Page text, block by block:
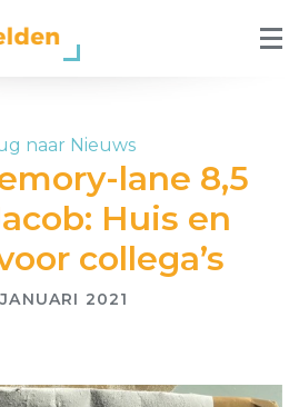
naar Nieuws
lane 8,5
Huis en
collega’s
2021